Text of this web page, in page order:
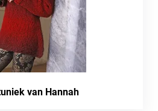
van Hannah